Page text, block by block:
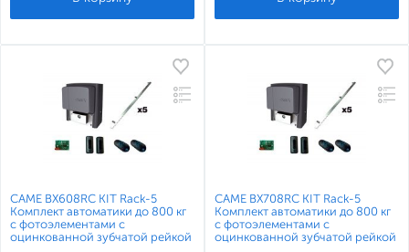
CAME BX608RC KIT Rack-5
Комплект автоматики до 800 кг
с фотоэлементами с
оцинкованной зубчатой рейкой
CAME BX708RC KIT Rack-5
Комплект автоматики до 800 кг
с фотоэлементами с
оцинкованной зубчатой рейкой